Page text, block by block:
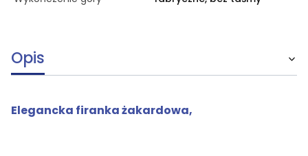
Opis
Elegancka firanka żakardowa,